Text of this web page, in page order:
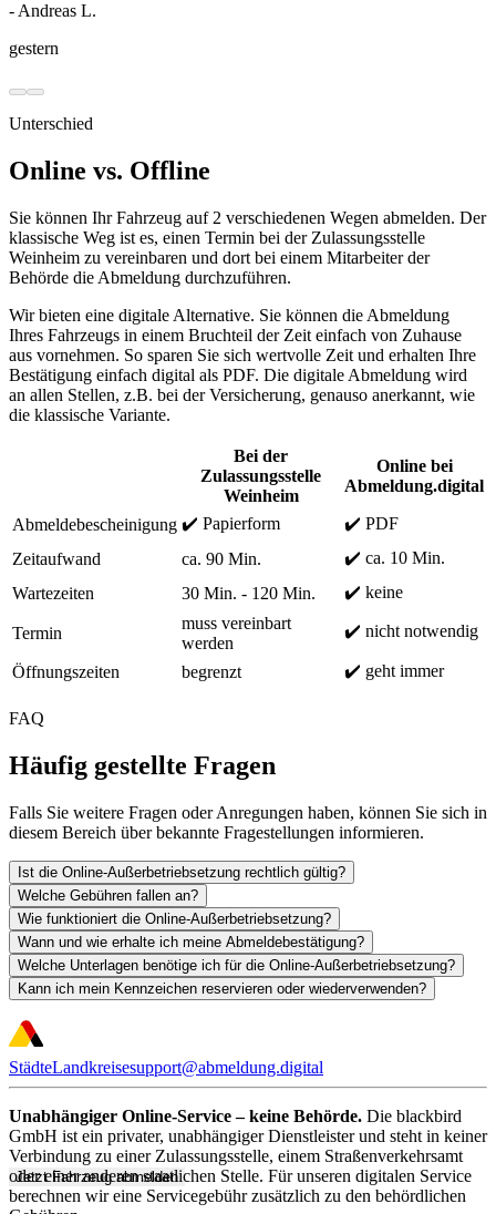
- Andreas L.
gestern
Unterschied
Online vs. Offline
Sie können Ihr Fahrzeug auf 2 verschiedenen Wegen abmelden. Der
klassische Weg ist es, einen Termin bei der Zulassungsstelle
Weinheim zu vereinbaren und dort bei einem Mitarbeiter der
Behörde die Abmeldung durchzuführen.
Wir bieten eine digitale Alternative. Sie können die Abmeldung
Ihres Fahrzeugs in einem Bruchteil der Zeit einfach von Zuhause
aus vornehmen. So sparen Sie sich wertvolle Zeit und erhalten Ihre
Bestätigung einfach digital als PDF. Die digitale Abmeldung wird
an allen Stellen, z.B. bei der Versicherung, genauso anerkannt, wie
die klassische Variante.
Bei der
Zulassungsstelle
Weinheim
Online bei
Abmeldung.digital
Abmeldebescheinigung ✔️ Papierform
✔️ PDF
Zeitaufwand
ca. 90 Min.
✔️ ca. 10 Min.
Wartezeiten
30 Min. - 120 Min. ✔️ keine
Termin
muss vereinbart
werden
✔️ nicht notwendig
Öffnungszeiten begrenzt ✔️ geht immer
FAQ
Häufig gestellte Fragen
Falls Sie weitere Fragen oder Anregungen haben, können Sie sich in
diesem Bereich über bekannte Fragestellungen informieren.
Ist die Online-Außerbetriebsetzung rechtlich gültig?
Welche Gebühren fallen an?
Wie funktioniert die Online-Außerbetriebsetzung?
Wann und wie erhalte ich meine Abmeldebestätigung?
Welche Unterlagen benötige ich für die Online-Außerbetriebsetzung?
Kann ich mein Kennzeichen reservieren oder wiederverwenden?
Jetzt Fahrzeug abmelden
StädteLandkreisesupport@abmeldung.digital
Unabhängiger Online-Service – keine Behörde. Die blackbird
GmbH ist ein privater, unabhängiger Dienstleister und steht in keiner
Verbindung zu einer Zulassungsstelle, einem Straßenverkehrsamt
oder einer anderen staatlichen Stelle. Für unseren digitalen Service
berechnen wir eine Servicegebühr zusätzlich zu den behördlichen